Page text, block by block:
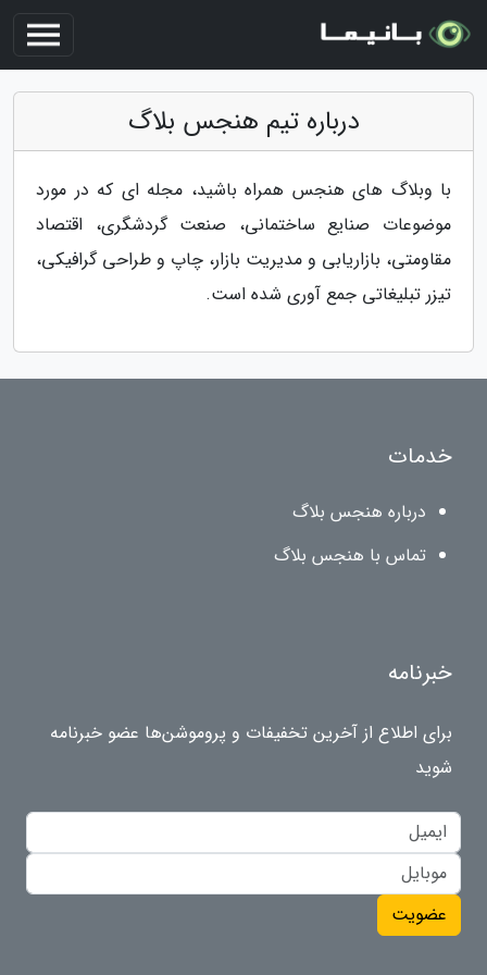
درباره تیم هنجس بلاگ
با وبلاگ های هنجس همراه باشید، مجله ای که در مورد
موضوعات صنایع ساختمانی، صنعت گردشگری، اقتصاد
مقاومتی، بازاریابی و مدیریت بازار، چاپ و طراحی گرافیکی،
تیزر تبلیغاتی جمع آوری شده است.
خدمات
درباره هنجس بلاگ
تماس با هنجس بلاگ
خبرنامه
برای اطلاع از آخرین تخفیفات و پروموشن‌ها عضو خبرنامه
شوید
عضویت